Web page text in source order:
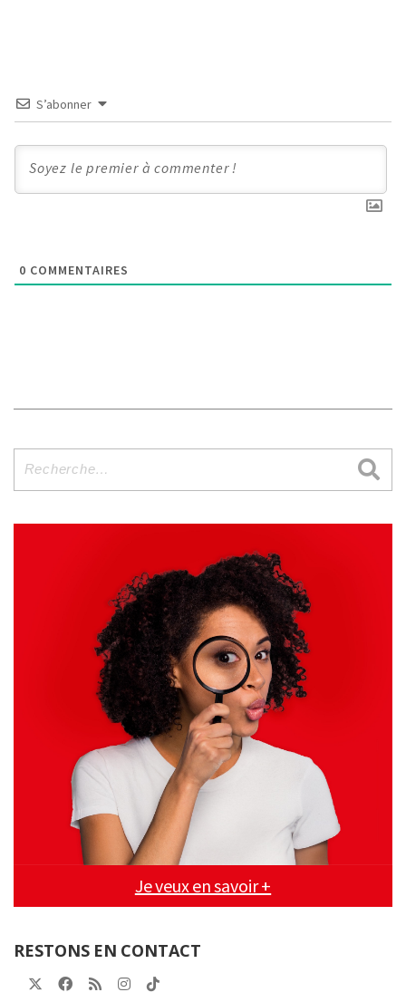
S’abonner
0 COMMENTAIRES
pour
Je veux en savoir +
RESTONS EN CONTACT